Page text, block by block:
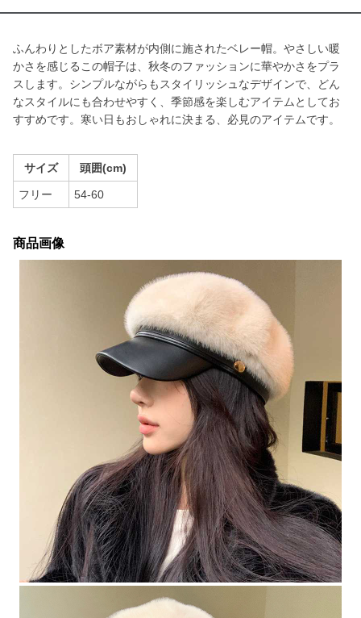
ふんわりとしたボア素材が内側に施されたベレー帽。やさしい暖
かさを感じるこの帽子は、秋冬のファッションに華やかさをプラ
スします。シンプルながらもスタイリッシュなデザインで、どん
なスタイルにも合わせやすく、季節感を楽しむアイテムとしてお
すすめです。寒い日もおしゃれに決まる、必見のアイテムです。
サイズ 頭囲(cm)
フリー 54-60
商品画像